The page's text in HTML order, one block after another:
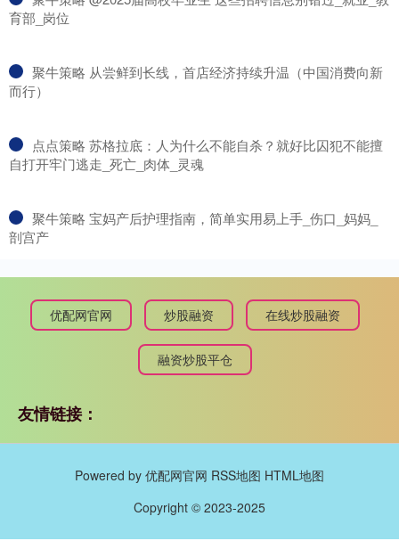
育部_岗位
​聚牛策略 从尝鲜到长线，首店经济持续升温（中国消费向新
而行）
​点点策略 苏格拉底：人为什么不能自杀？就好比囚犯不能擅
自打开牢门逃走_死亡_肉体_灵魂
​聚牛策略 宝妈产后护理指南，简单实用易上手_伤口_妈妈_
剖宫产
优配网官网 炒股融资 在线炒股融资
融资炒股平仓
友情链接：
Powered by 优配网官网 RSS地图 HTML地图
Copyright © 2023-2025